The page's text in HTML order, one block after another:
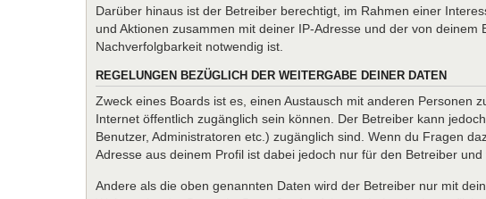
Darüber hinaus ist der Betreiber berechtigt, im Rahmen einer
und Aktionen zusammen mit deiner IP-Adresse und der von
Nachverfolgbarkeit notwendig ist.
REGELUNGEN BEZÜGLICH DER WEITERGABE DEINER DATEN
Zweck eines Boards ist es, einen Austausch mit anderen Personen
Internet öffentlich zugänglich sein können. Der Betreiber kann
Benutzer, Administratoren etc.) zugänglich sind. Wenn du Fragen
Adresse aus deinem Profil ist dabei jedoch nur für den Betreiber
Andere als die oben genannten Daten wird der Betreiber nur mit